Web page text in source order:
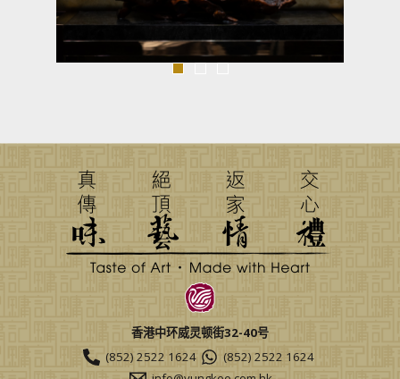
香港中环威灵顿街32-40号
(852) 2522 1624
(852) 2522 1624